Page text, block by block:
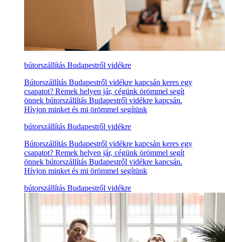
bútorszállítás Budapestről vidékre
Bútorszállítás Budapestről vidékre kapcsán keres egy
csapatot? Remek helyen jár, cégünk örömmel segít
önnek bútorszállítás Budapestről vidékre kapcsán.
Hívjon minket és mi örömmel segítünk
bútorszállítás Budapestről vidékre
Bútorszállítás Budapestről vidékre kapcsán keres egy
csapatot? Remek helyen jár, cégünk örömmel segít
önnek bútorszállítás Budapestről vidékre kapcsán.
Hívjon minket és mi örömmel segítünk
bútorszállítás Budapestről vidékre